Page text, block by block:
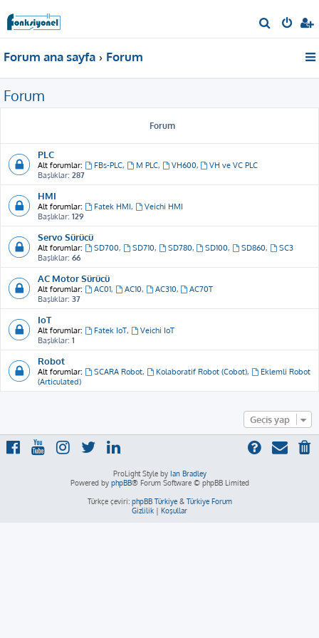
r
Forum ana sayfa Forum
Forum
Forum
PLC
Alt forumlar: FBs-PLC, M PLC, VH600,
VH ve VC PLC
Başlıklar: 287
HMI
Alt forumlar: Fatek HMI,
Veichi HMI
Başlıklar: 129
Servo Sürücü
Alt forumlar: SD700, SD710, SD780, SD100, SD860,
SC3
Başlıklar: 66
AC Motor Sürücü
Alt forumlar: AC01, AC10, AC310,
AC70T
Başlıklar: 37
IoT
Alt forumlar: Fatek IoT,
Veichi IoT
Başlıklar: 1
Robot
Alt forumlar: SCARA Robot, Kolaboratif Robot (Cobot),
Eklemli Robot
(Articulated)
Geçiş yap
ProLight Style by Ian Bradley
Powered by phpBB® Forum Software © phpBB Limited
Türkçe çeviri: phpBB Türkiye& Türkiye Forum
Gizlilik | Koşullar